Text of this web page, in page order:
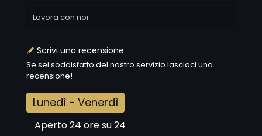
Lavora con noi
Scrivi una recensione
Se sei soddisfatto del nostro servizio lasciaci una
recensione!
Lunedì - Venerdì
Aperto 24 ore su 24